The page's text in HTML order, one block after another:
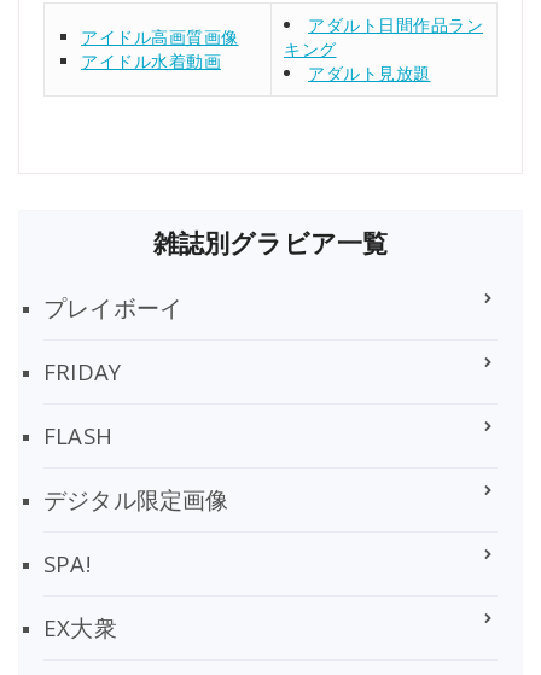
アイドル高画質画像
アイドル水着動画
アダルト日間作品ラン
キング
アダルト見放題
雑誌別グラビア一覧
プレイボーイ
FRIDAY
FLASH
デジタル限定画像
SPA!
EX大衆